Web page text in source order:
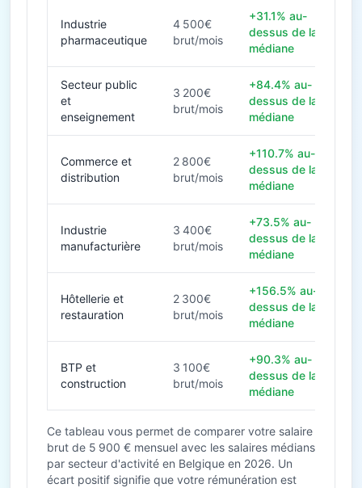
Industrie
pharmaceutique
4 500€
brut/mois
+31.1% au-
dessus de la
médiane
Secteur public
et
enseignement
3 200€
brut/mois
+84.4% au-
dessus de la
médiane
Commerce et
distribution
2 800€
brut/mois
+110.7% au-
dessus de la
médiane
Industrie
manufacturière
3 400€
brut/mois
+73.5% au-
dessus de la
médiane
Hôtellerie et
restauration
2 300€
brut/mois
+156.5% au-
dessus de la
médiane
BTP et
construction
3 100€
brut/mois
+90.3% au-
dessus de la
médiane
Ce tableau vous permet de comparer votre salaire
brut de 5 900 € mensuel avec les salaires médians
par secteur d'activité en Belgique en 2026. Un
écart positif signifie que votre rémunération est